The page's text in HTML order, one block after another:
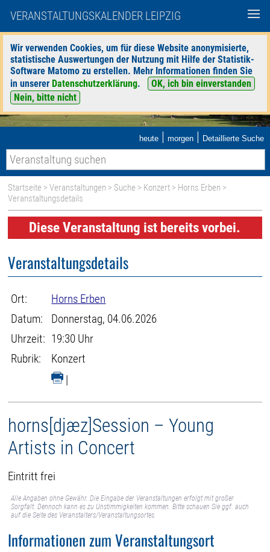
VERANSTALTUNGSKALENDER LEIPZIG
Wir verwenden Cookies, um für diese Website anonymisierte,
statistische Auswertungen der Nutzung mit Hilfe der Statistik-
Software Matomo zu erstellen. Mehr Informationen finden Sie
in unserer Datenschutzerklärung.
OK, ich bin einverstanden
Nein, bitte nicht
heute | morgen | Detaillierte Suche
Startseite >Veranstaltungen > Suche > Konzert > Horns Erben >
Veranstaltungsdetails
Diese Veranstaltung ist bereits vorbei.
Veranstaltungsdetails
Ort:
Horns Erben
Datum:
Donnerstag, 04.06.2026
Uhrzeit: 19:30 Uhr
Rubrik:
Konzert
|
horns[djæz]Session – Young
Artists in Concert
Eintritt frei
Alle Angaben ohne Gewähr. Die Eingabe der Veranstaltungen erfolgt mit großer
Sorgfalt. Dennoch kann es zu Unstimmigkeiten kommen. Bitte schauen Sie ggf. auch
auf die Seite des Veranstalters/Veranstaltungsortes.
Informationen zum Veranstaltungsort